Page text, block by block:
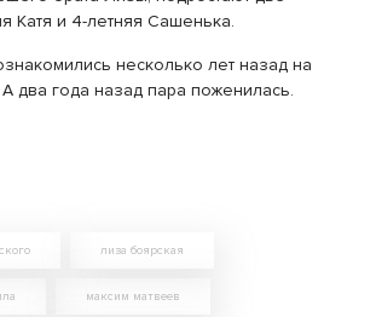
Катя и 4-летняя Сашенька.
несколько лет назад на
два года назад пара поженилась.
лиза боярская
максим матвеев